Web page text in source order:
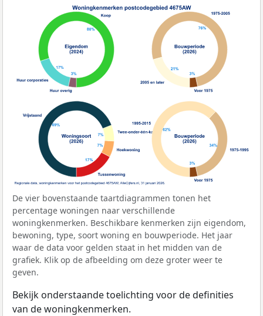
De vier bovenstaande taartdiagrammen tonen het
percentage woningen naar verschillende
woningkenmerken. Beschikbare kenmerken zijn eigendom,
bewoning, type, soort woning en bouwperiode. Het jaar
waar de data voor gelden staat in het midden van de
grafiek. Klik op de afbeelding om deze groter weer te
geven.
Bekijk onderstaande toelichting voor de definities
van de woningkenmerken.